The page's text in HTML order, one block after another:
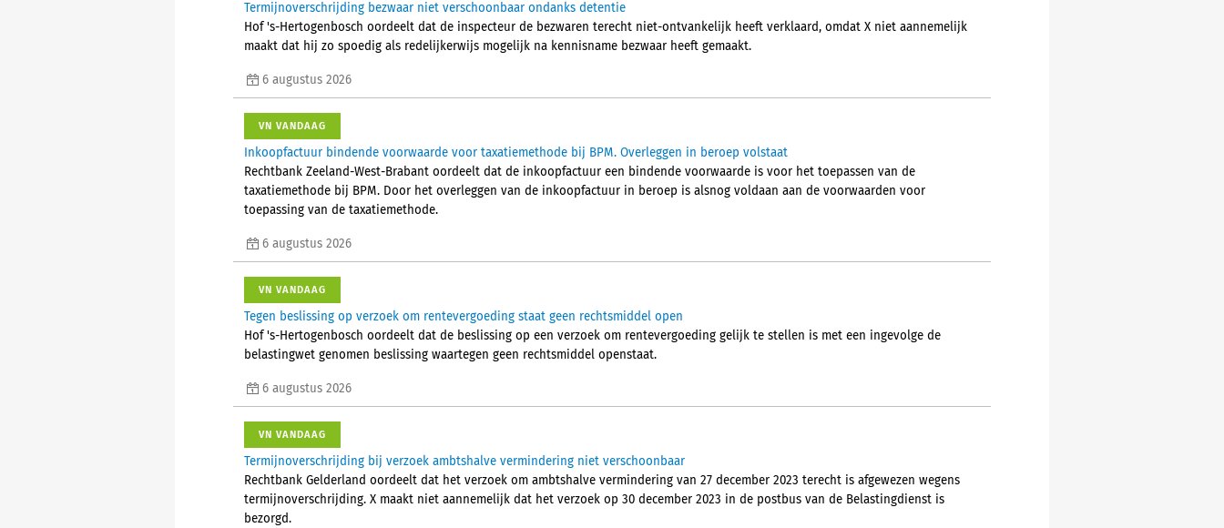
Termijnoverschrijding bezwaar niet verschoonbaar ondanks detentie
Hof 's-Hertogenbosch oordeelt dat de inspecteur de bezwaren terecht niet-ontvankelijk heeft verklaard, omdat X niet aannemelijk
maakt dat hij zo spoedig als redelijkerwijs mogelijk na kennisname bezwaar heeft gemaakt.
6 augustus 2026
VN VANDAAG
Inkoopfactuur bindende voorwaarde voor taxatiemethode bij BPM. Overleggen in beroep volstaat
Rechtbank Zeeland-West-Brabant oordeelt dat de inkoopfactuur een bindende voorwaarde is voor het toepassen van de
taxatiemethode bij BPM. Door het overleggen van de inkoopfactuur in beroep is alsnog voldaan aan de voorwaarden voor
toepassing van de taxatiemethode.
6 augustus 2026
VN VANDAAG
Tegen beslissing op verzoek om rentevergoeding staat geen rechtsmiddel open
Hof 's-Hertogenbosch oordeelt dat de beslissing op een verzoek om rentevergoeding gelijk te stellen is met een ingevolge de
belastingwet genomen beslissing waartegen geen rechtsmiddel openstaat.
6 augustus 2026
VN VANDAAG
Termijnoverschrijding bij verzoek ambtshalve vermindering niet verschoonbaar
Rechtbank Gelderland oordeelt dat het verzoek om ambtshalve vermindering van 27 december 2023 terecht is afgewezen wegens
termijnoverschrijding. X maakt niet aannemelijk dat het verzoek op 30 december 2023 in de postbus van de Belastingdienst is
bezorgd.